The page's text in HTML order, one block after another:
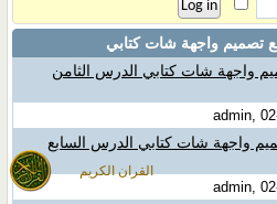
القران الكريم
تصميم واجهة شات كتابي
واجهة شات كتابي الدرس الثامن
واجهة شات كتابي الدرس السابع